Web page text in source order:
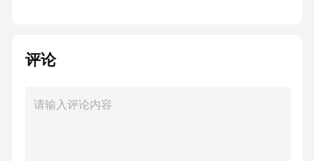
在视窗中看到(1)中的交点，可将图1中坐标系的
评论